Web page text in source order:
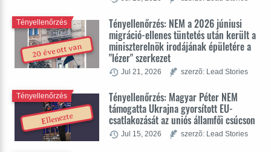
20 éve ott van
Tényellenőrzés: NEM a 2026 júniusi
migráció-ellenes tüntetés után került a
miniszterelnök irodájának épületére a
"lézer" szerkezet
Tényellenőrzés
Jul 21, 2026 szerzõ: Lead Stories
Ellenezte
Tényellenőrzés: Magyar Péter NEM
támogatta Ukrajna gyorsított EU-
csatlakozását az uniós államfői csúcson
Tényellenőrzés
Jul 15, 2026 szerzõ: Lead Stories